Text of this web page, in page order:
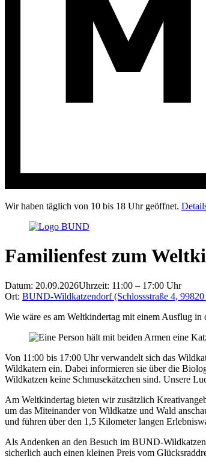
Wir haben täglich von 10 bis 18 Uhr geöffnet.
Familienfest zum
Datum: 20.09.2026Uhrzeit: 11:00 – 17:00 Uhr
Ort: BUND-Wildkatzendorf (Schlossstraße 4,
Wie wäre es am Weltkindertag mit einem Ausflug
Von 11:00 bis 17:00 Uhr verwandelt sich das
Wildkatern ein. Dabei informieren sie über die
Wildkatzen keine Schmusekätzchen sind. Unsere
Am Weltkindertag bieten wir zusätzlich
um das Miteinander von Wildkatze und Wald
und führen über den 1,5 Kilometer langen
Als Andenken an den Besuch im BUND-
sicherlich auch einen kleinen Preis vom